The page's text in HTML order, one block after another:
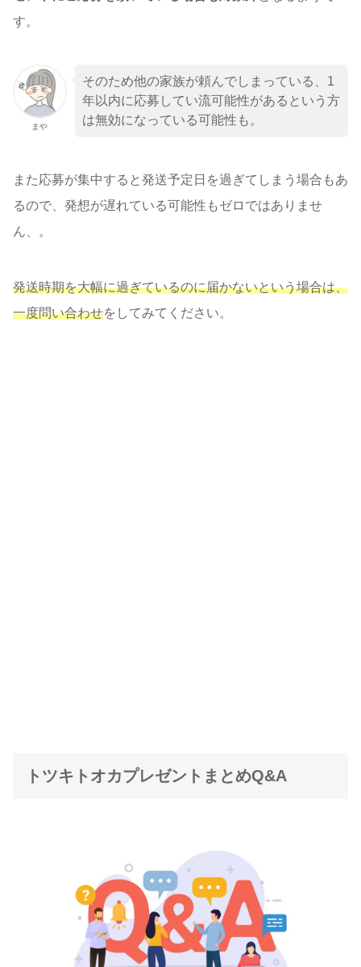
す。
まや
そのため他の家族が頼んでしまっている、1
年以内に応募してい流可能性があるという方
は無効になっている可能性も。
また応募が集中すると発送予定日を過ぎてしまう場合もあ
るので、発想が遅れている可能性もゼロではありませ
ん、。
発送時期を大幅に過ぎているのに届かないという場合は、
一度問い合わせをしてみてください。
トツキトオカプレゼントまとめQ&A